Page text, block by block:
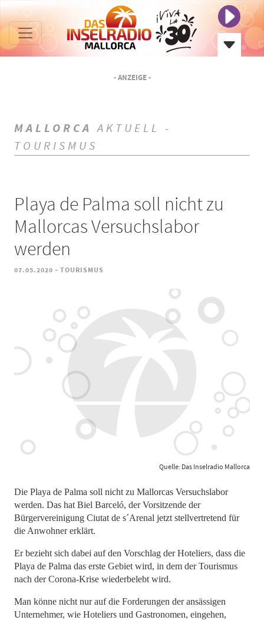
- ANZEIGE -
MALLORCA AKTUELL -
TOURISMUS
Playa de Palma soll nicht zu
Mallorcas Versuchslabor
werden
07.05.2020 - TOURISMUS
Quelle: Das Inselradio Mallorca
Die Playa de Palma soll nicht zu Mallorcas Versuchslabor
werden. Das hat Biel Barceló, der Vorsitzende der
Bürgervereinigung Ciutat de s´Arenal jetzt stellvertretend für
die Anwohner erklärt.
Er bezieht sich dabei auf den Vorschlag der Hoteliers, dass die
Playa de Palma das erste Gebiet wird, in dem der Tourismus
nach der Corona-Krise wiederbelebt wird.
Man könne nicht nur auf die Forderungen der ansässigen
Unternehmer, wie Hoteliers und Gastronomen, eingehen,